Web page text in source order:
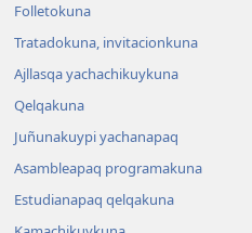
Folletokuna
Tratadokuna, invitacionkuna
Ajllasqa yachachikuykuna
Qelqakuna
Juñunakuypi yachanapaq
Asambleapaq programakuna
Estudianapaq qelqakuna